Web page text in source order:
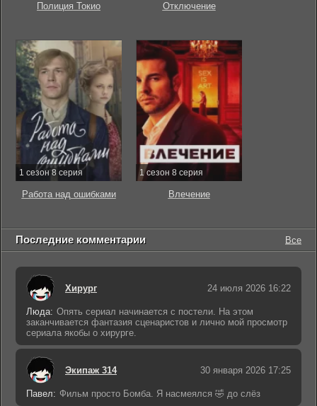
Полиция Токио Отключение
1 сезон 8 серия
Работа над ошибками
1 сезон 8 серия
Влечение
Последние комментарии Все
Хирург 24 июля 2026 16:22
Люда: Опять сериал начинается с постели. На этом
заканчивается фантазия сценаристов и лично мой просмотр
сериала якобы о хирурге.
Экипаж 314 30 января 2026 17:25
Павел: Фильм просто Бомба. Я насмеялся 🤣 до слёз